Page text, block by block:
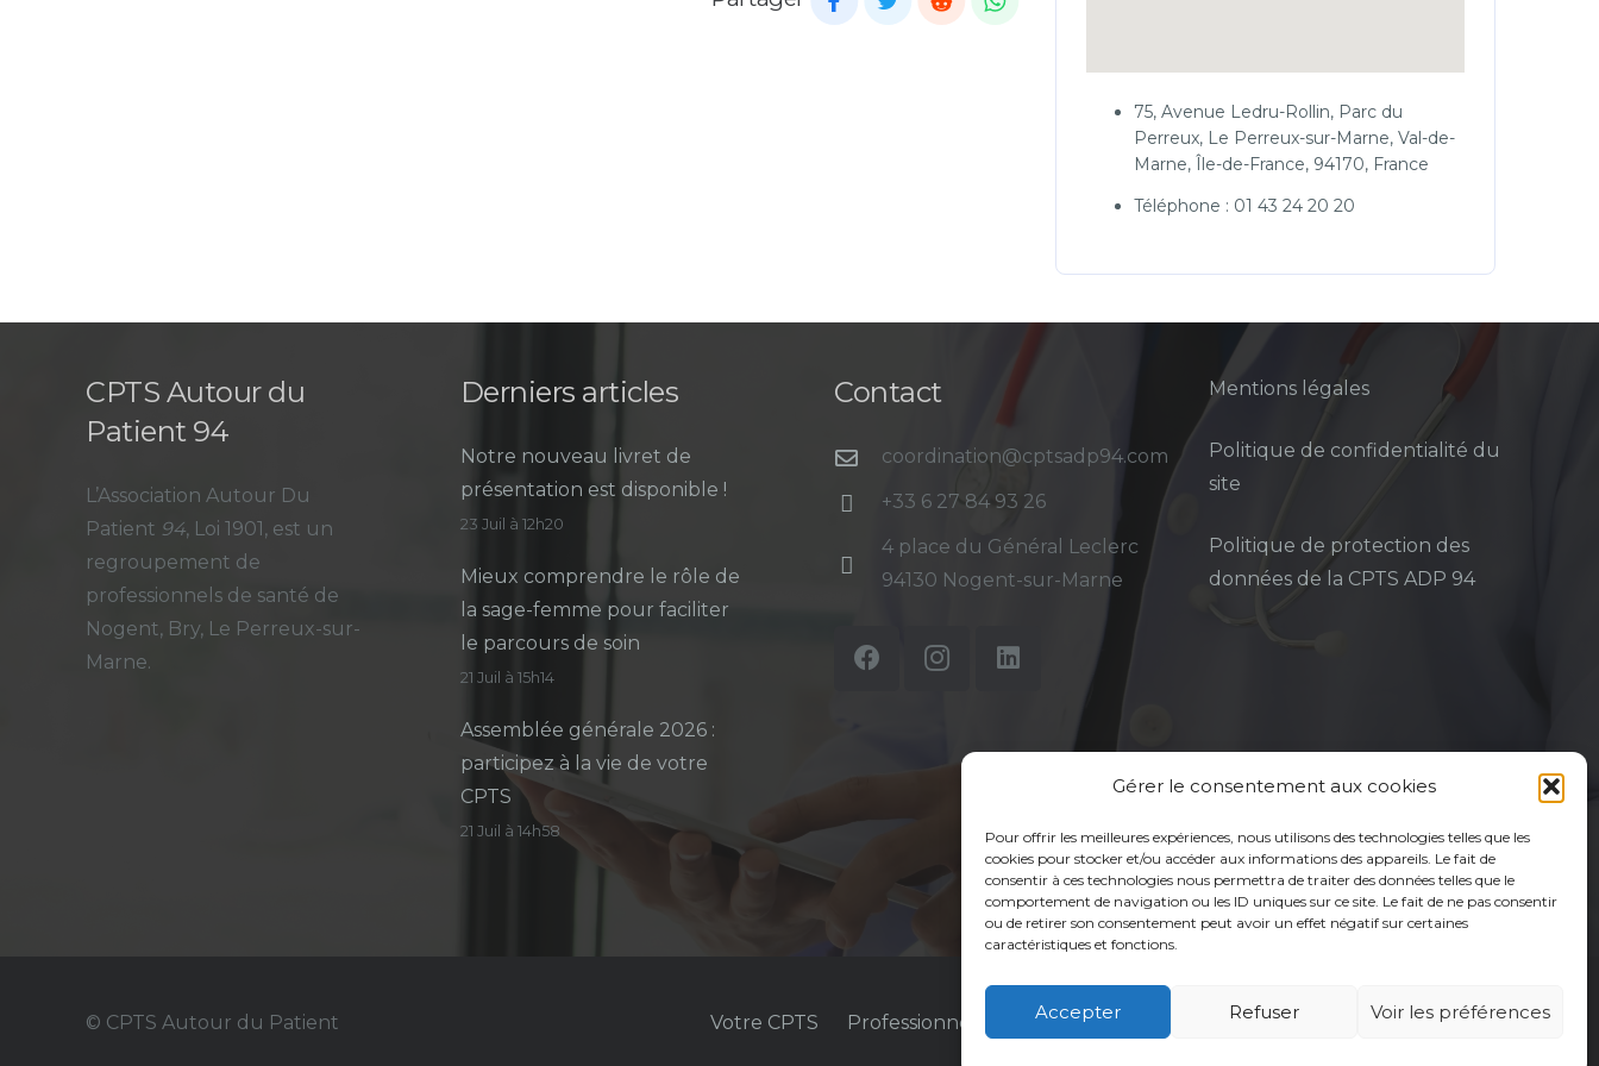
Gérer le consentement aux cookies
Pour offrir les meilleures expériences, nous utilisons des technologies telles que les
cookies pour stocker et/ou accéder aux informations des appareils. Le fait de
consentir à ces technologies nous permettra de traiter des données telles que le
comportement de navigation ou les ID uniques sur ce site. Le fait de ne pas consentir
ou de retirer son consentement peut avoir un effet négatif sur certaines
caractéristiques et fonctions.
Accepter Refuser Voir les préférences
75, Avenue Ledru-Rollin, Parc du
Perreux, Le Perreux-sur-Marne, Val-de-
Marne, Île-de-France, 94170, France
Téléphone : 01 43 24 20 20
CPTS Autour du
Patient 94
L’Association Autour Du
Patient 94, Loi 1901, est un
regroupement de
professionnels de santé de
Nogent, Bry, Le Perreux-sur-
Marne.
Derniers articles
Notre nouveau livret de
présentation est disponible !
23 Juil à 12h20
Mieux comprendre le rôle de
la sage-femme pour faciliter
le parcours de soin
21 Juil à 15h14
Assemblée générale 2026 :
participez à la vie de votre
CPTS
21 Juil à 14h58
Contact
coordination@cptsadp94.com
+33 6 27 84 93 26
4 place du Général Leclerc
94130 Nogent-sur-Marne
Mentions légales
Politique de confidentialité du
site
Politique de protection des
données de la CPTS ADP 94
© CPTS Autour du Patient Votre CPTS Professionnels de santé Usagers Actualités Adhérer Contact